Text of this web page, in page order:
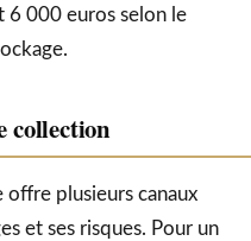
6 000 euros selon le
collection
offre plusieurs canaux
et ses risques. Pour un